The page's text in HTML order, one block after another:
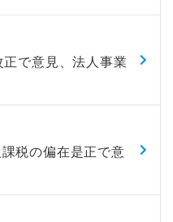
で意見、法人事業
税の偏在是正で意